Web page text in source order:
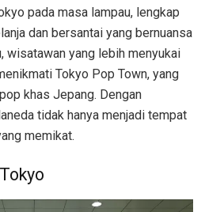
pada masa lampau, lengkap
dan bersantai yang bernuansa
wisatawan yang lebih menyukai
Tokyo Pop Town, yang
khas Jepang. Dengan
tidak hanya menjadi tempat
memikat.